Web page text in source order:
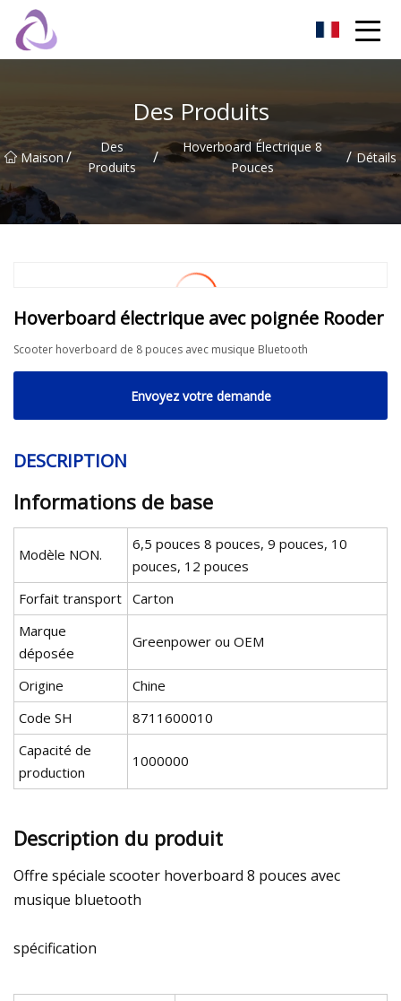
Des Produits
Maison/
Des
Produits
/
Hoverboard Électrique 8
Pouces
/ Détails
Hoverboard électrique avec poignée Rooder
Scooter hoverboard de 8 pouces avec musique Bluetooth
Envoyez votre demande
DESCRIPTION
Informations de base
Modèle NON.
6,5 pouces 8 pouces, 9 pouces, 10
pouces, 12 pouces
Forfait transport Carton
Marque
déposée
Greenpower ou OEM
Origine
Chine
Code SH
8711600010
Capacité de
production
1000000
Description du produit
Offre spéciale scooter hoverboard 8 pouces avec
musique bluetooth
spécification